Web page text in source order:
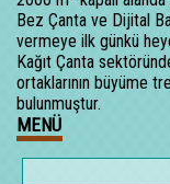
Bez Çanta ve Dijital
vermeye ilk günkü
Kağıt Çanta
ortaklarının büyüme
bulunmuştur.
MENÜ